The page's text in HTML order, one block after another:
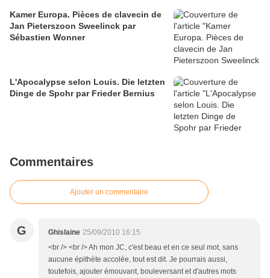
Kamer Europa. Pièces de clavecin de
Jan Pieterszoon Sweelinck par
Sébastien Wonner
L'Apocalypse selon Louis. Die letzten
Dinge de Spohr par Frieder Bernius
Commentaires
Ajouter un commentaire
G Ghislaine 25/09/2010 16:15
<br /> <br /> Ah mon JC, c'est beau et en ce seul mot, sans
aucune épithète accolée, tout est dit. Je pourrais aussi,
toutefois, ajouter émouvant, bouleversant et d'autres mots